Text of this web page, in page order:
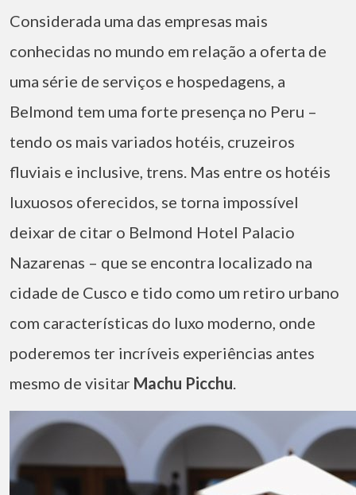
Considerada uma das empresas mais
conhecidas no mundo em relação a oferta de
uma série de serviços e hospedagens, a
Belmond tem uma forte presença no Peru –
tendo os mais variados hotéis, cruzeiros
fluviais e inclusive, trens. Mas entre os hotéis
luxuosos oferecidos, se torna impossível
deixar de citar o Belmond Hotel Palacio
Nazarenas – que se encontra localizado na
cidade de Cusco e tido como um retiro urbano
com características do luxo moderno, onde
poderemos ter incríveis experiências antes
mesmo de visitar Machu Picchu.